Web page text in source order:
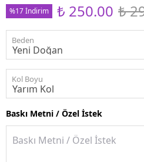
%17 İndirim ₺ 250.00 ₺
Beden
Kol Boyu
Baskı Metni / Özel İstek